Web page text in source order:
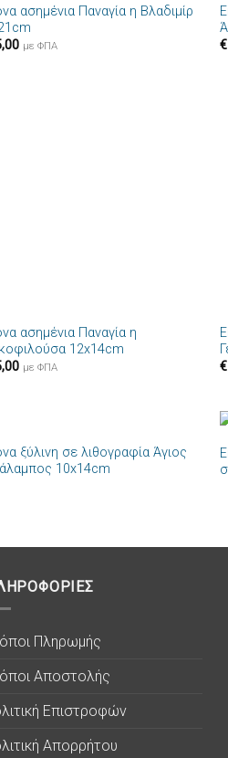
Πρόσθήκη
ασημένια Παναγία η Βλαδιμίρ
με ΦΠΑ
€
ασημένια Παναγία η
12x14cm
με ΦΠΑ
€
Πρόσθήκη
ξύλινη σε λιθογραφία Άγιος
10x14cm
Πληρωμής
Αποστολής
Επιστροφών
Απορρήτου